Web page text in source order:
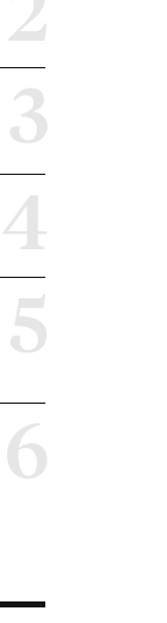
2
3
4
5
6